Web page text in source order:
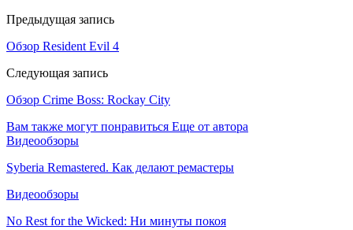
Предыдущая запись
Обзор Resident Evil 4
Следующая запись
Обзор Crime Boss: Rockay City
Вам также могут понравиться Еще от автора
Видеообзоры
Syberia Remastered. Как делают ремастеры
Видеообзоры
No Rest for the Wicked: Ни минуты покоя